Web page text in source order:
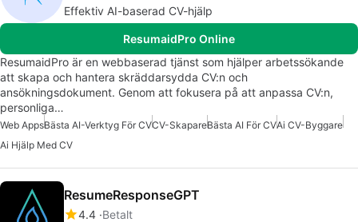
Effektiv AI-baserad CV-hjälp
ResumaidPro Online
ResumaidPro är en webbaserad tjänst som hjälper arbetssökande
att skapa och hantera skräddarsydda CV:n och
ansökningsdokument. Genom att fokusera på att anpassa CV:n,
personliga…
Web AppsBästa AI-Verktyg För CVCV-SkapareBästa AI För CVAi CV-Byggare
Ai Hjälp Med CV
ResumeResponseGPT
4.4 Betalt